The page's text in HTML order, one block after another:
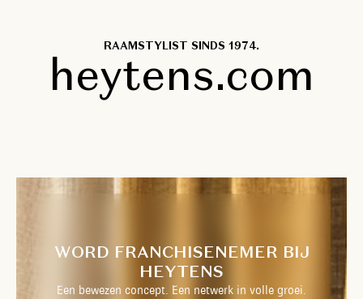
RAAMSTYLIST SINDS 1974.
heytens.com
WORD FRANCHISENEMER BIJ
HEYTENS
Een bewezen concept. Een netwerk in volle groei.